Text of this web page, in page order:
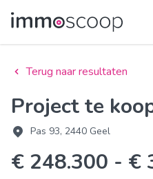
Terug naar resultaten
Project te
Pas 93, 2440 Geel
€ 248.300 - €